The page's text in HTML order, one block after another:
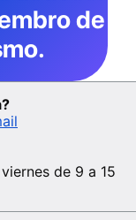
de
de 9 a 15